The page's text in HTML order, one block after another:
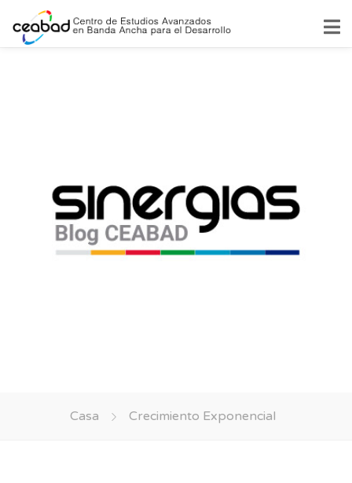
Casa Crecimiento Exponencial